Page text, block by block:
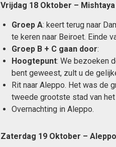
Vrijdag 18 Oktober –
Groep A: keert terug naar
te keren naar Beiroet. Einde
Groep B + C gaan door:
Hoogtepunt: We bezoeken
bent geweest, zult u de
Rit naar Aleppo. Het was de
tweede grootste stad van het
Overnachting in Aleppo.
Zaterdag 19 Oktober –